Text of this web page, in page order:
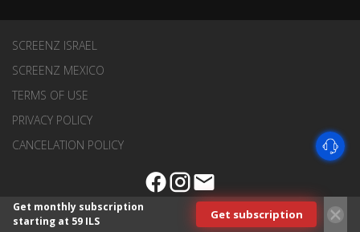
SCREENZ ISRAEL
SCREENZ MEXICO
TERMS OF USE
PRIVACY POLICY
CANCELATION POLICY
Get monthly subscription
starting at 59 ILS
Get subscription